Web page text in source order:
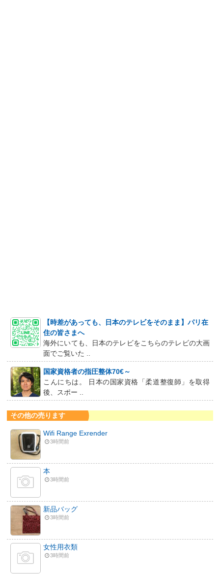
【時差があっても、日本のテレビをそのまま】パリ在
住の皆さまへ
海外にいても、日本のテレビをこちらのテレビの大画
面でご覧いた ..
国家資格者の指圧整体70€～
こんにちは。 日本の国家資格「柔道整復師」を取得
後、スポー ..
その他の売ります
Wifi Range Exrender
3時間前
本
3時間前
新品バッグ
3時間前
女性用衣類
3時間前